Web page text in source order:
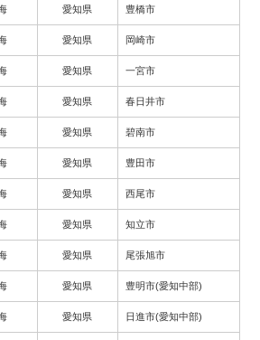
愛知県 豊橋市
愛知県 岡崎市
愛知県 一宮市
愛知県 春日井市
愛知県 碧南市
愛知県 豊田市
愛知県 西尾市
愛知県 知立市
愛知県 尾張旭市
愛知県 豊明市(愛知中部)
愛知県 日進市(愛知中部)